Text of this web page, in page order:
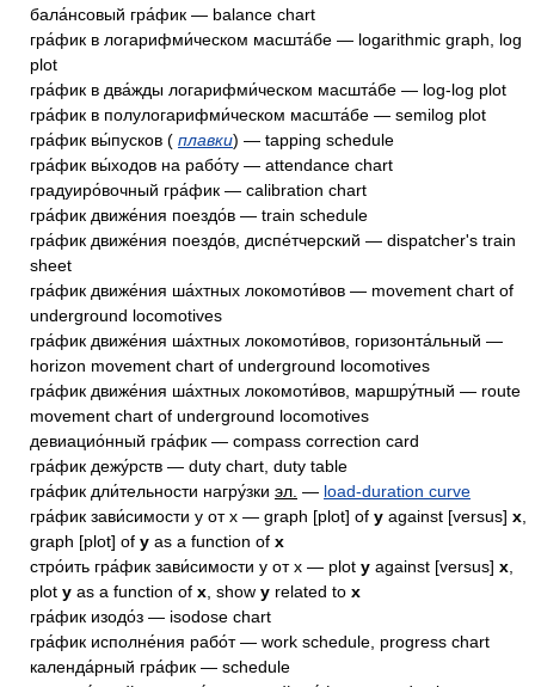
бала́нсовый гра́фик — balance chart
гра́фик в логарифми́ческом масшта́бе — logarithmic graph, log
plot
гра́фик в два́жды логарифми́ческом масшта́бе — log-log plot
гра́фик в полулогарифми́ческом масшта́бе — semilog plot
гра́фик вы́пусков ( плавки) — tapping schedule
гра́фик вы́ходов на рабо́ту — attendance chart
градуиро́вочный гра́фик — calibration chart
гра́фик движе́ния поездо́в — train schedule
гра́фик движе́ния поездо́в, диспе́тчерский — dispatcher's train
sheet
гра́фик движе́ния ша́хтных локомоти́вов — movement chart of
underground locomotives
гра́фик движе́ния ша́хтных локомоти́вов, горизонта́льный —
horizon movement chart of underground locomotives
гра́фик движе́ния ша́хтных локомоти́вов, маршру́тный — route
movement chart of underground locomotives
девиацио́нный гра́фик — compass correction card
гра́фик дежу́рств — duty chart, duty table
гра́фик дли́тельности нагру́зки эл. — load-duration curve
гра́фик зави́симости у от х — graph [plot] of y against [versus] x
graph [plot] of y as a function of x
стро́ить гра́фик зави́симости y от x — plot y against [versus] x
plot y as a function of x , show y related to x
гра́фик изодо́з — isodose chart
гра́фик исполне́ния рабо́т — work schedule, progress chart
календа́рный гра́фик — schedule